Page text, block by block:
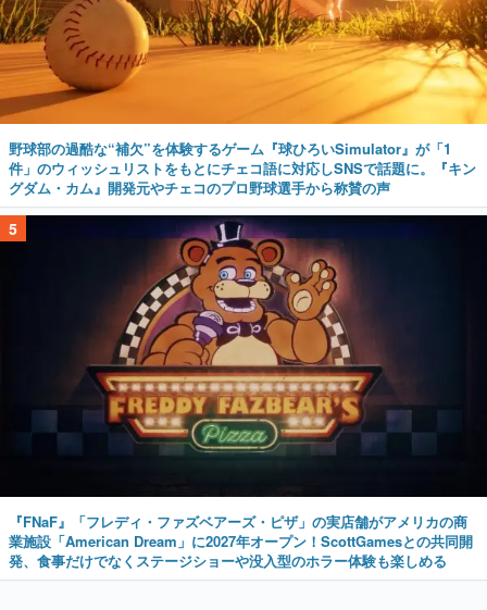
野球部の過酷な“補欠”を体験するゲーム『球ひろいSimulator』が「1
件」のウィッシュリストをもとにチェコ語に対応しSNSで話題に。『キン
グダム・カム』開発元やチェコのプロ野球選手から称賛の声
5
『FNaF』「フレディ・ファズベアーズ・ピザ」の実店舗がアメリカの商
業施設「American Dream」に2027年オープン！ScottGamesとの共同開
発、食事だけでなくステージショーや没入型のホラー体験も楽しめる